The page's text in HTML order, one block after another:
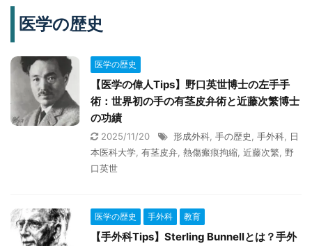
医学の歴史
医学の歴史
【医学の偉人Tips】野口英世博士の左手手
術：世界初の手の有茎皮弁術と近藤次繁博士
の功績
2025/11/20 形成外科 手の歴史 手外科
日
本医科大学 有茎皮弁 熱傷瘢痕拘縮 近藤次繁
野
口英世
医学の歴史 手外科 教育
【手外科Tips】Sterling Bunnellとは？手外